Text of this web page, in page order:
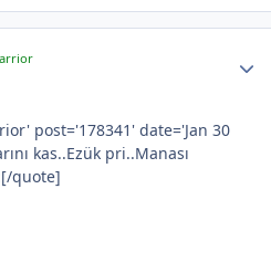
post='178341' date='Jan 30
kas..Ezük pri..Manası
quote]